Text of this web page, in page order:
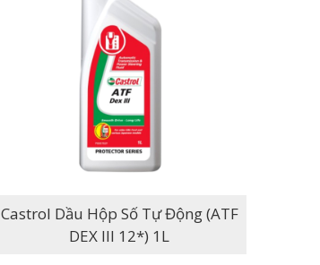
Castrol Dầu Hộp Số Tự Động (ATF
DEX III 12*) 1L